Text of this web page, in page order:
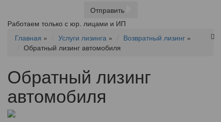
Отправить
Работаем только с юр. лицами и ИП
Главная » Услуги лизинга » Возвратный лизинг »
Обратный лизинг автомобиля
Обратный лизинг
автомобиля